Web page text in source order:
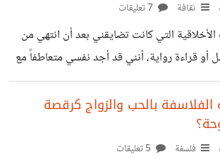
يمارسه الشخص كنوع من التعويض عن عجزه
في تحقيق شئ ما. والسؤال لكم ماهي نظرتكم لحب الإنسان
ثقافة
التي كانت تضايقني بعد أن انتهي من
قراءة رواية، أنني قد أجد نفسي متعاطفاً مع
له على الأقل بل واتمنى انتصاره على اعداءه
كفرانك أندروود في مسلسل"هاوس أوف
في رواية الجريمة والعقاب او مادارا او
رواية البؤساء؟ ..الخ وأعتقد أن السر في
الفلاسفة بالحب والزواج كرقصة
فلسفة